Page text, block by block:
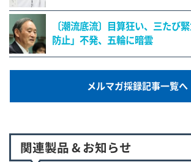
〔潮流底流〕目算狂い、三たび
防止」不発、五輪に暗雲
メルマガ採録記事一覧へ
関連製品 & お知らせ